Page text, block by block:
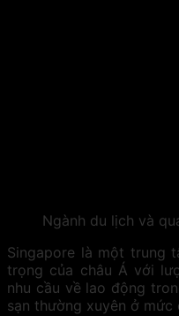
Ngành du lịch và
Singapore là một trung
trọng của châu Á với
nhu cầu về lao động
sạn thường xuyên ở mức